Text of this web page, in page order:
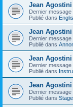
Jean Agostini
Dernier message
Publié dans
Jean Agostini
Dernier message
Publié dans
Jean Agostini
Dernier message
Publié dans
Jean Agostini
Dernier message
Publié dans